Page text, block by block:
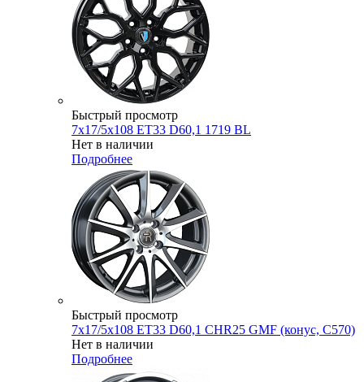
Быстрый просмотр
7x17/5x108 ET33 D60,1 1719 BL
Нет в наличии
Подробнее
Быстрый просмотр
7x17/5x108 ET33 D60,1 CHR25 GMF (конус, C570)
Нет в наличии
Подробнее